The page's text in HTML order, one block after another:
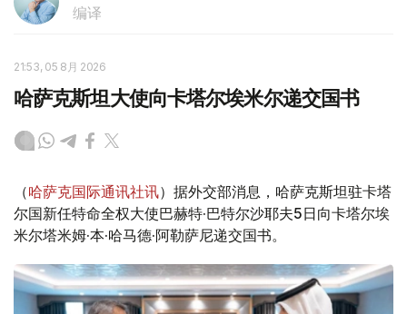
编译
21:53, 05 8月 2026
哈萨克斯坦大使向卡塔尔埃米尔递交国书
（哈萨克国际通讯社讯）据外交部消息，哈萨克斯坦驻卡塔
尔国新任特命全权大使巴赫特·巴特尔沙耶夫5日向卡塔尔埃
米尔塔米姆·本·哈马德·阿勒萨尼递交国书。